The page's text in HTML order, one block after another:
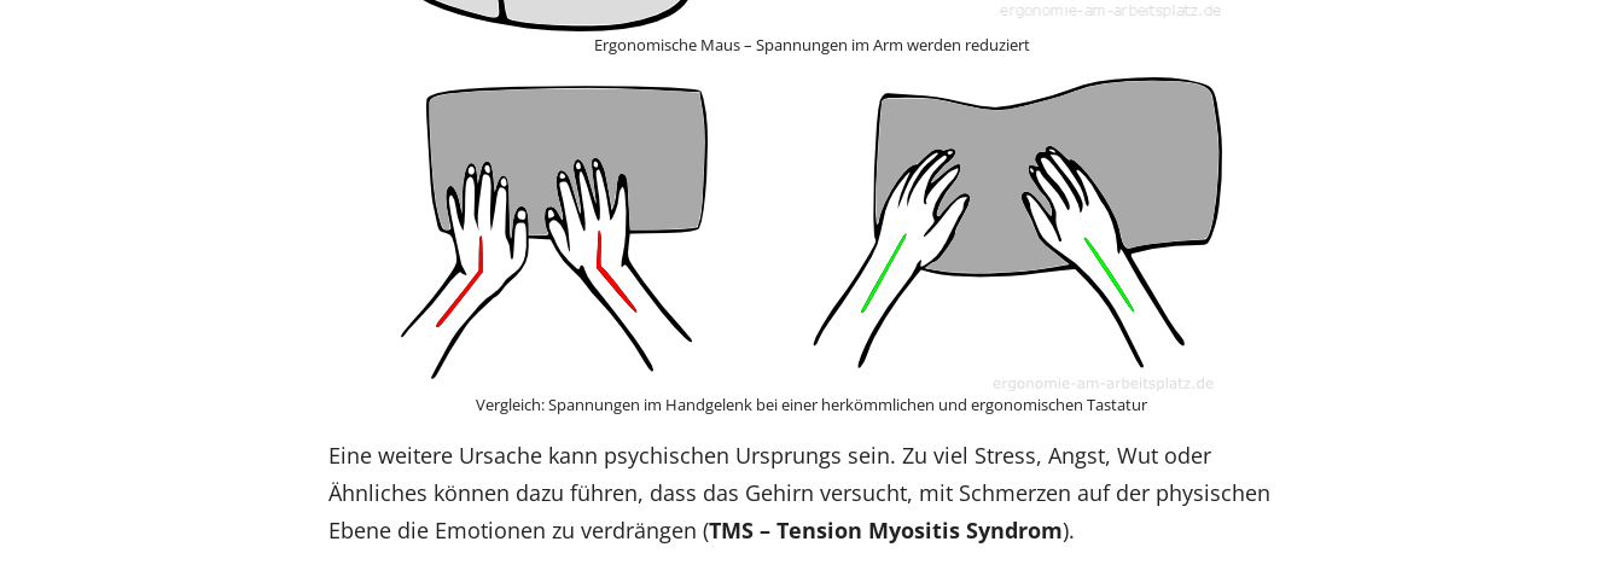
Ergonomische Maus – Spannungen im Arm werden reduziert
Vergleich: Spannungen im Handgelenk bei einer herkömmlichen und ergonomischen Tastatur
Eine weitere Ursache kann psychischen Ursprungs sein. Zu viel Stress, Angst, Wut oder
Ähnliches können dazu führen, dass das Gehirn versucht, mit Schmerzen auf der physischen
Ebene die Emotionen zu verdrängen (TMS – Tension Myositis Syndrom).